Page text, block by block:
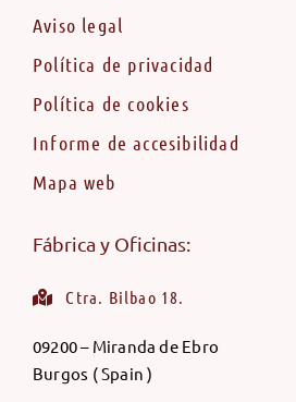
Aviso legal
Política de privacidad
Política de cookies
Informe de accesibilidad
Mapa web
Fábrica y Oficinas:
Ctra. Bilbao 18.
09200 – Miranda de Ebro
Burgos ( Spain )